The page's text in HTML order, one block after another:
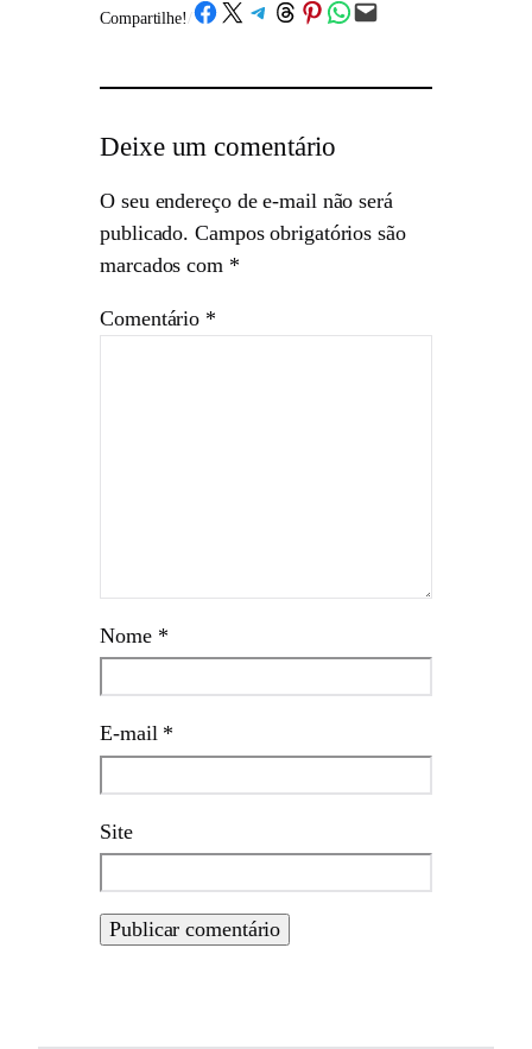
Compartilhe! /Share on Facebook
Share on X Share on Telegram
Share on Threads
Share on Pinterest
Share on WhatsApp
Email this Page
Deixe um comentário
O seu endereço de e-mail não será
publicado. Campos obrigatórios são
marcados com *
Comentário *
Nome *
E-mail *
Site